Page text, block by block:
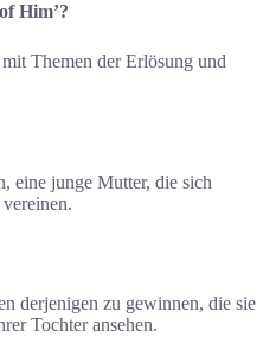
Him’?
Themen der Erlösung und
eine junge Mutter, die sich
derjenigen zu gewinnen, die sie
Tochter ansehen.